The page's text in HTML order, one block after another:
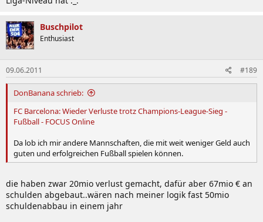
Buschpilot
Enthusiast
09.06.2011 #189
DonBanana schrieb:
FC Barcelona: Wieder Verluste trotz Champions-League-Sieg -
Fußball - FOCUS Online
Da lob ich mir andere Mannschaften, die mit weit weniger Geld auch
guten und erfolgreichen Fußball spielen können.
die haben zwar 20mio verlust gemacht, dafür aber 67mio € an
schulden abgebaut..wären nach meiner logik fast 50mio
schuldenabbau in einem jahr